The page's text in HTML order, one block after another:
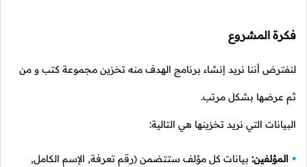
فكرة المشروع
لنفترض أننا نريد إنشاء برنامج الهدف منه تخزين مجموعة كتب و من
ثم عرضها بشكل مرتب.
البيانات التي نريد تخزينها هي التالية:
المؤلفين: بيانات كل مؤلف ستتضمن (رقم تعرفة, الإسم الكامل,